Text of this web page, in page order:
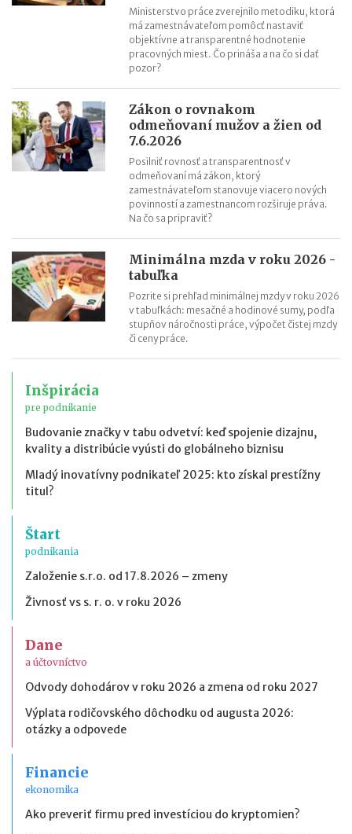
Ministerstvo práce zverejnilo metodiku, ktorá
má zamestnávateľom pomôcť nastaviť
objektívne a transparentné hodnotenie
pracovných miest. Čo prináša a na čo si dať
pozor?
Zákon o rovnakom
odmeňovaní mužov a žien od
7.6.2026
Posilniť rovnosť a transparentnosť v
odmeňovaní má zákon, ktorý
zamestnávateľom stanovuje viacero nových
povinností a zamestnancom rozširuje práva.
Na čo sa pripraviť?
Minimálna mzda v roku 2026 -
tabuľka
Pozrite si prehľad minimálnej mzdy v roku 2026
v tabuľkách: mesačné a hodinové sumy, podľa
stupňov náročnosti práce, výpočet čistej mzdy
či ceny práce.
Inšpirácia
pre podnikanie
Budovanie značky v tabu odvetví: keď spojenie dizajnu,
kvality a distribúcie vyústi do globálneho biznisu
Mladý inovatívny podnikateľ 2025: kto získal prestížny
titul?
Štart
podnikania
Založenie s.r.o. od 17.8.2026 – zmeny
Živnosť vs s. r. o. v roku 2026
Dane
a účtovníctvo
Odvody dohodárov v roku 2026 a zmena od roku 2027
Výplata rodičovského dôchodku od augusta 2026:
otázky a odpovede
Financie
ekonomika
Ako preveriť firmu pred investíciou do kryptomien?